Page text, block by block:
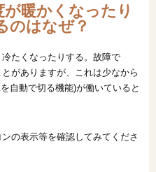
報
相談会
暖かくなったり
のはなぜ？
たくなったりする。故障で
がありますが、これは少なから
自動で切る機能)が働いていると
の表示等を確認してみてくださ